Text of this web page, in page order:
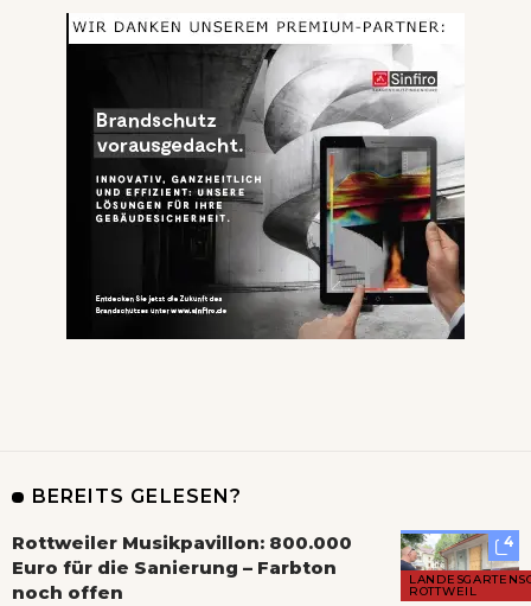
BEREITS GELESEN?
4
ROTTWEIL
Rottweiler Musikpavillon: 800.000
Euro für die Sanierung – Farbton
noch offen